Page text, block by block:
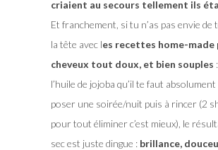
criaient au secours tellement ils
Et franchement, si tu n’as pas envie de
la tête avec les recettes home-made
cheveux tout doux, et bien souples
l’huile de jojoba qu’il te faut
poser une soirée/nuit puis à rincer (2
pour tout éliminer c’est mieux), le
sec est juste dingue : brillance,